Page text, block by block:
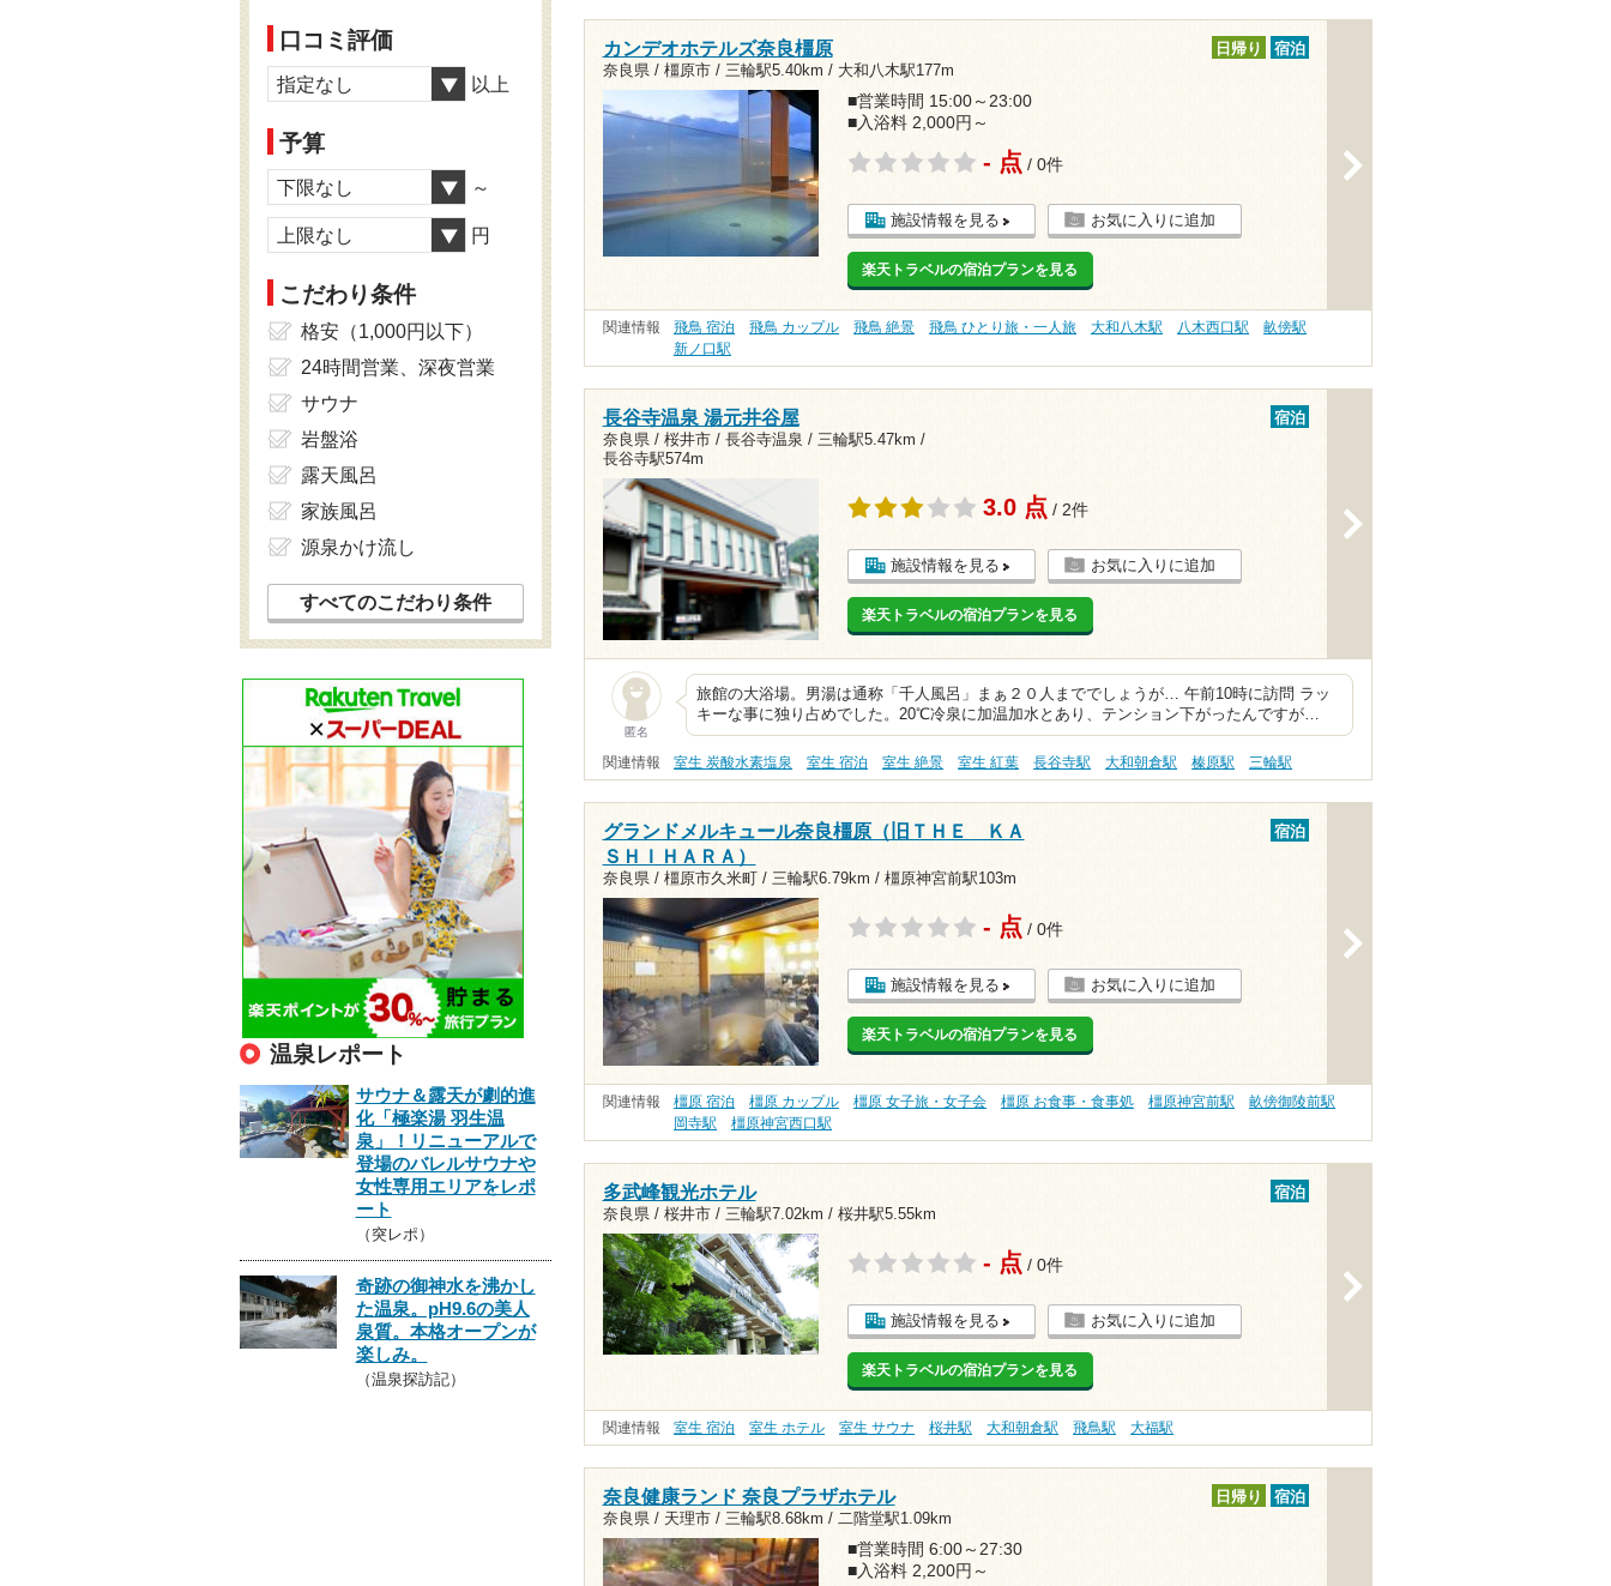
カンデオホテルズ奈良橿原
奈良県 / 橿原市 / 三輪駅5.40km / 大和八木駅177m
日帰り 宿泊
■営業時間 15:00～23:00
■入浴料 2,000円～
- 点 / 0件
施設情報を見る お気に入りに追加
楽天トラベルの宿泊プランを見る
関連情報 飛鳥 宿泊 飛鳥 カップル 飛鳥 絶景 飛鳥 ひとり旅・一人旅 大和八木駅 八木西口駅
畝傍駅
新ノ口駅
長谷寺温泉 湯元井谷屋
奈良県 / 桜井市 / 長谷寺温泉 / 三輪駅5.47km /
長谷寺駅574m
宿泊
3.0 点 / 2件
施設情報を見る お気に入りに追加
楽天トラベルの宿泊プランを見る
匿名
旅館の大浴場。男湯は通称「千人風呂」まぁ２０人まででしょうが… 午前10時に訪問 ラッ
キーな事に独り占めでした。20℃冷泉に加温加水とあり、テンション下がったんですが…
関連情報 室生 炭酸水素塩泉 室生 宿泊 室生 絶景 室生 紅葉 長谷寺駅 大和朝倉駅 榛原駅 三輪駅
グランドメルキュール奈良橿原（旧ＴＨＥ ＫＡ
ＳＨＩＨＡＲＡ）
奈良県 / 橿原市久米町 / 三輪駅6.79km / 橿原神宮前駅103m
宿泊
- 点 / 0件
施設情報を見る お気に入りに追加
楽天トラベルの宿泊プランを見る
関連情報 橿原 宿泊 橿原 カップル 橿原 女子旅・女子会 橿原 お食事・食事処 橿原神宮前駅
畝傍御陵前駅
岡寺駅
橿原神宮西口駅
多武峰観光ホテル
奈良県 / 桜井市 / 三輪駅7.02km / 桜井駅5.55km
宿泊
- 点 / 0件
施設情報を見る お気に入りに追加
楽天トラベルの宿泊プランを見る
関連情報 室生 宿泊 室生 ホテル 室生 サウナ 桜井駅 大和朝倉駅 飛鳥駅 大福駅
奈良健康ランド 奈良プラザホテル
奈良県 / 天理市 / 三輪駅8.68km / 二階堂駅1.09km
日帰り 宿泊
■営業時間 6:00～27:30
■入浴料 2,200円～
口コミ評価
指定なし 以上
予算
下限なし ～
上限なし 円
こだわり条件
格安（1,000円以下）
24時間営業、深夜営業
サウナ
岩盤浴
露天風呂
家族風呂
源泉かけ流し
すべてのこだわり条件
温泉レポート
サウナ＆露天が劇的進
化「極楽湯 羽生温
泉」！リニューアルで
登場のバレルサウナや
女性専用エリアをレポ
ート
（突レポ）
奇跡の御神水を沸かし
た温泉。pH9.6の美人
泉質。本格オープンが
楽しみ。
（温泉探訪記）